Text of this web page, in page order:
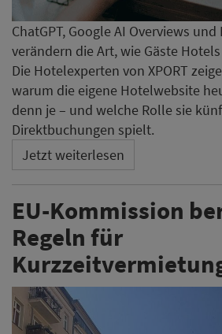
ChatGPT, Google AI Overviews
verändern die Art, wie Gäste
Die Hotelexperten von XPORT
warum die eigene Hotelwebsite
denn je – und welche Rolle sie
Direktbuchungen spielt.
Jetzt weiterlesen
EU-Kommission
Regeln für